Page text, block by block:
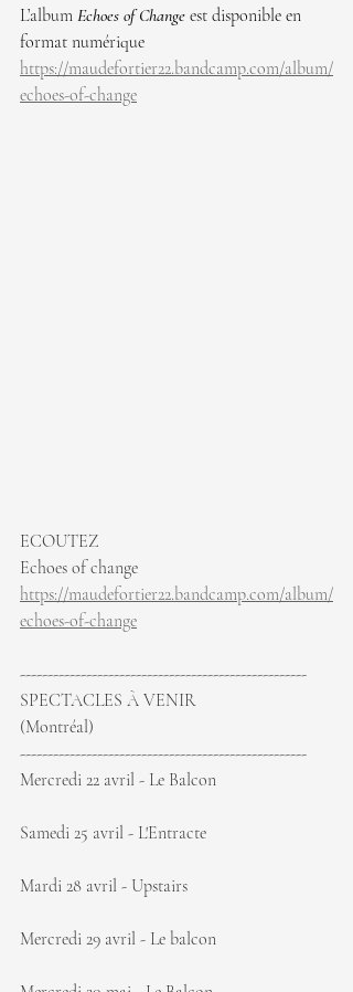
L’album Echoes of Change est disponible en
format numérique
https://maudefortier22.bandcamp.com/album/
echoes-of-change
ECOUTEZ
Echoes of change
https://maudefortier22.bandcamp.com/album/
echoes-of-change
----------------------------------------------------
SPECTACLES À VENIR
(Montréal)
----------------------------------------------------
Mercredi 22 avril - Le Balcon
Samedi 25 avril - L'Entracte
Mardi 28 avril - Upstairs
Mercredi 29 avril - Le balcon